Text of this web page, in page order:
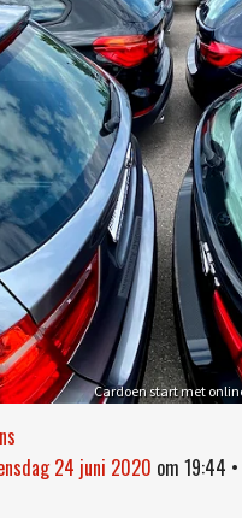
Cardoen start met
24 juni 2020 om 19:44 •